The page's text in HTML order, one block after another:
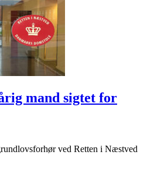
mand sigtet for
ved Retten i Næstved